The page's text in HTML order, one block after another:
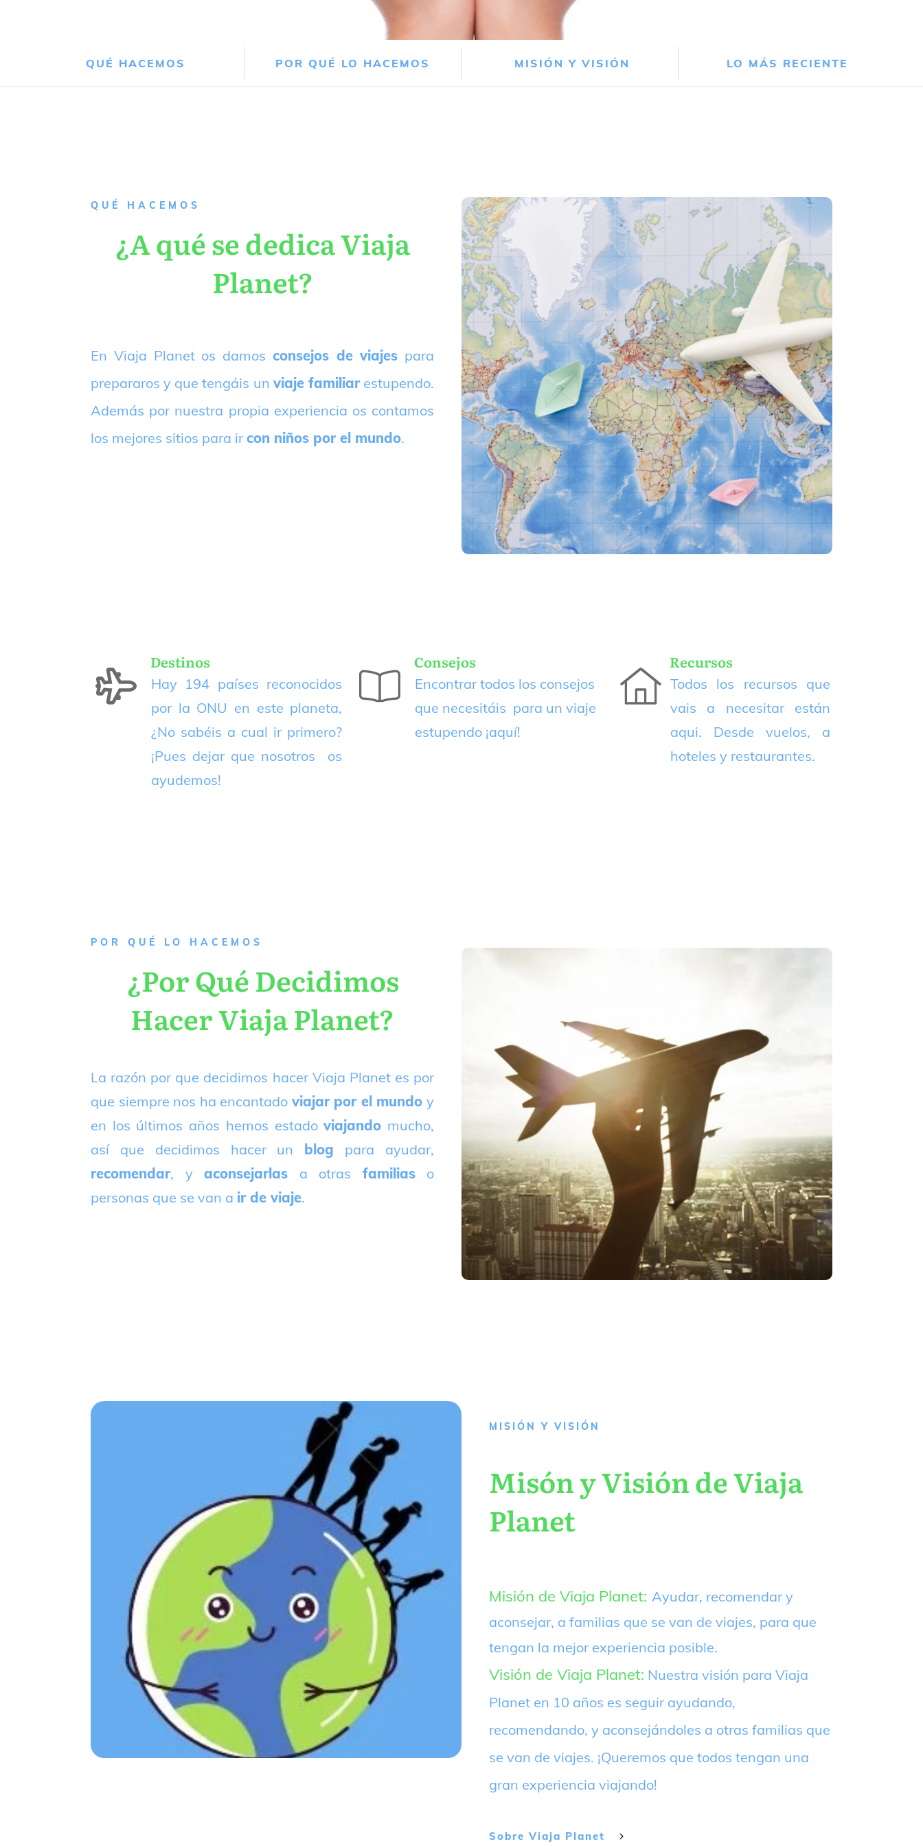
QUÉ HACEMOS POR QUÉ LO HACEMOS MISIÓN Y VISIÓN LO MÁS RECIENTE
QUÉ HACEMOS
¿A qué se dedica Viaja
Planet?
En Viaja Planet os damos consejos de viajes para
prepararos y que tengáis un viaje familiarestupendo.
Además por nuestra propia experiencia os contamos
los mejores sitios para ir con niños por el mundo.
Destinos
Hay 194 países reconocidos
por la ONU en este planeta,
¿No sabéis a cual ir primero?
¡Pues dejar que nosotros os
ayudemos!
Consejos
Encontrar todos los consejos
que necesitáis para un viaje
estupendo ¡aquí!
Recursos
Todos los recursos que
vais a necesitar están
aqui. Desde vuelos, a
hoteles y restaurantes.
P OR QUÉ LO HACEMOS
¿Por Qué Decidimos
Hacer Viaja Planet?
La razón por que decidimos hacer Viaja Planet es por
que siempre nos ha encantado viajar por el mundo y
en los últimos años hemos estadoviajando mucho,
así que decidimos hacer un blog para ayudar,
recomendar, y aconsejarlas a otras familiaso
personas que se van a ir de viaje.
MISIÓN Y VISIÓN
Misón y Visión de Viaja
Planet
Misión de Viaja Planet: Ayudar, recomendar y
aconsejar, a familias que se van de viajes, para que
tengan la mejor experiencia posible.
Visión de Viaja Planet: Nuestra visión para Viaja
Planet en 10 años es seguir ayudando,
recomendando, y aconsejándoles a otras familias que
se van de viajes. ¡Queremos que todos tengan una
gran experiencia viajando!
Sobre Viaja Planet